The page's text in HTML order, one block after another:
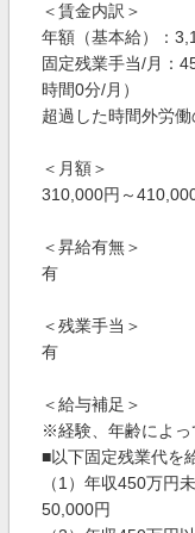
＜賃金内訳＞
年額（基本給）：
固定残業手当/月：
時間0分/月）
超過した時間外労
＜月額＞
310,000円～
＜昇給有無＞
有
＜残業手当＞
有
＜給与補足＞
※経験、年齢によっ
■以下固定残業代を
（1）年収450万円
50,000円